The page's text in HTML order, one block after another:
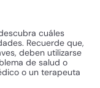
cuáles
Recuerde que,
deben utilizarse
de salud o
o un terapeuta